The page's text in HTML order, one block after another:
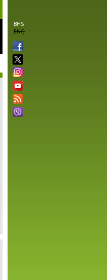
BHS
ENG